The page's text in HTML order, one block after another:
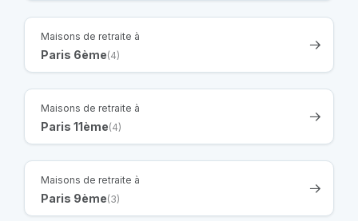
Maisons de retraite à
Paris 6ème(4)
Maisons de retraite à
Paris 11ème(4)
Maisons de retraite à
Paris 9ème(3)